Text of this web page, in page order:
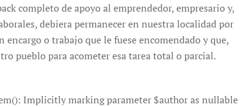
completo de apoyo al emprendedor, empresario y,
debiera permanecer en nuestra localidad por
o trabajo que le fuese encomendado y que,
pueblo para acometer esa tarea total o parcial.
Implicitly marking parameter $author as nullable